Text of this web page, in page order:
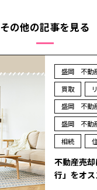
その他の記事を見る
買取
相続
不動産売
行」をオス